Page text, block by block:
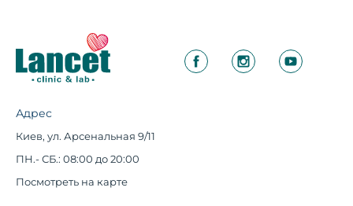
Адрес
Киев, ул. Арсенальная 9/11
ПН.- СБ.: 08:00 до 20:00
Посмотреть на карте